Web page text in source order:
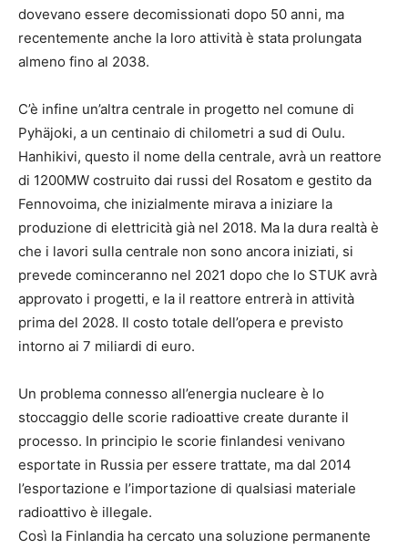
dovevano essere decomissionati dopo 50 anni, ma
recentemente anche la loro attività è stata prolungata
almeno fino al 2038.
C’è infine un’altra centrale in progetto nel comune di
Pyhäjoki, a un centinaio di chilometri a sud di Oulu.
Hanhikivi, questo il nome della centrale, avrà un reattore
di 1200MW costruito dai russi del Rosatom e gestito da
Fennovoima, che inizialmente mirava a iniziare la
produzione di elettricità già nel 2018. Ma la dura realtà è
che i lavori sulla centrale non sono ancora iniziati, si
prevede cominceranno nel 2021 dopo che lo STUK avrà
approvato i progetti, e la il reattore entrerà in attività
prima del 2028. Il costo totale dell’opera e previsto
intorno ai 7 miliardi di euro.
Un problema connesso all’energia nucleare è lo
stoccaggio delle scorie radioattive create durante il
processo. In principio le scorie finlandesi venivano
esportate in Russia per essere trattate, ma dal 2014
l’esportazione e l’importazione di qualsiasi materiale
radioattivo è illegale.
Così la Finlandia ha cercato una soluzione permanente